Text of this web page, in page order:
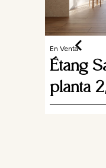
En Venta
Étang
planta